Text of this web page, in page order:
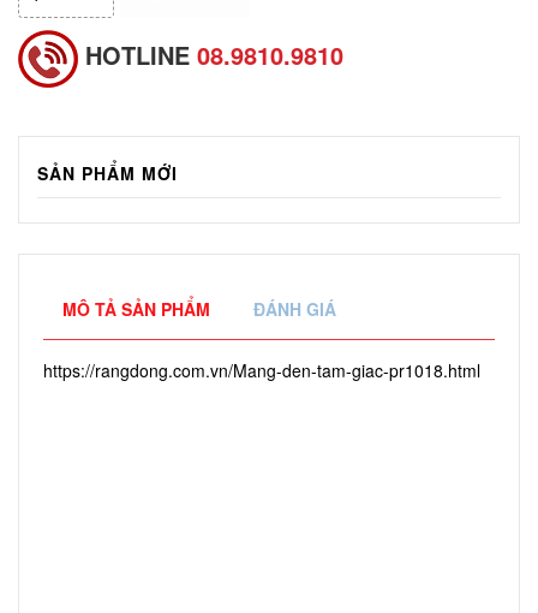
HOTLINE 08.9810.9810
SẢN PHẨM MỚI
MÔ TẢ SẢN PHẨM ĐÁNH GIÁ
https://rangdong.com.vn/Mang-den-tam-giac-pr1018.html